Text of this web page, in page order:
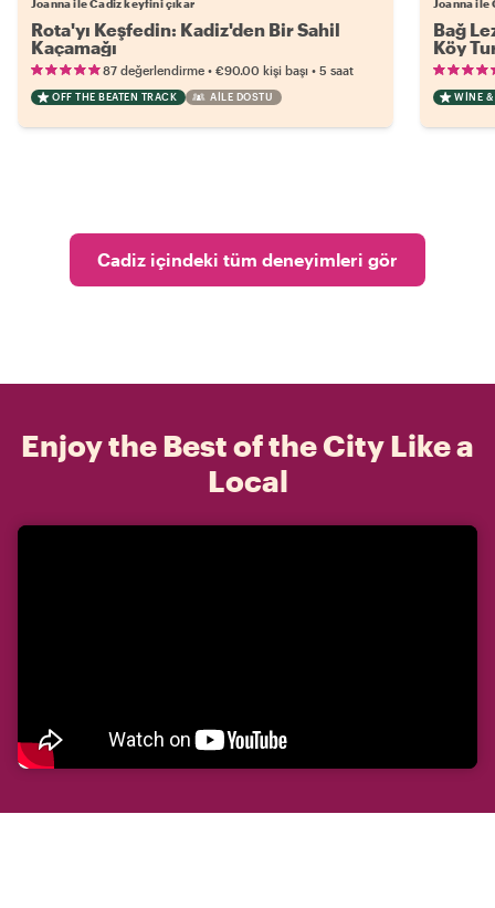
Joanna ile Cadiz keyfini çıkar
Rota'yı Keşfedin: Kadiz'den Bir Sahil
Kaçamağı
87 değerlendirme • €90.00 kişi başı • 5 saat
OFF THE BEATEN TRACK AILE DOSTU
Joanna
Bağ
Köy
WINE &
Cadiz içindeki tüm deneyimleri gör
Enjoy the Best of the City Like a
Local